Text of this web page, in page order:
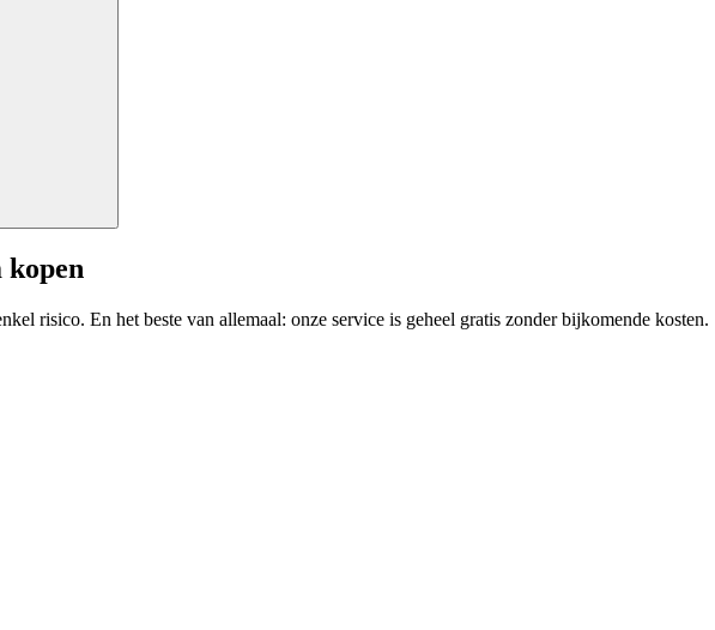
kopen
risico. En het beste van allemaal: onze service is geheel gratis zonder bijkomende kosten.